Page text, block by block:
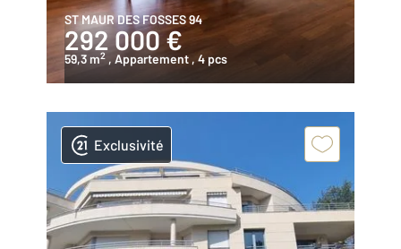
ST MAUR DES FOSSES 94
292 000 €
59,3 m2 , Appartement , 4 pcs
Exclusivité